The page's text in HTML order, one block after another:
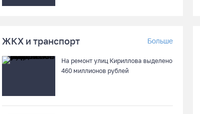
ЖКХ и транспорт Больше
На ремонт улиц Кириллова выделено
460 миллионов рублей